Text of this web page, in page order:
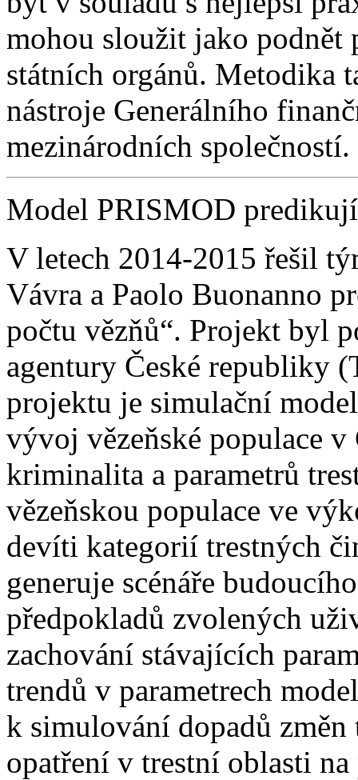
mohou sloužit jako podnět
státních orgánů. Metodika
nástroje Generálního
mezinárodních společností.
Model PRISMOD
V letech 2014-2015 řešil
Vávra a Paolo Buonanno
počtu vězňů“. Projekt byl
agentury České republiky
projektu je simulační
vývoj vězeňské populace
kriminalita a parametrů
vězeňskou populace ve
devíti kategorií trestných
generuje scénáře
předpokladů zvolených
zachování stávajících
trendů v parametrech
k simulování dopadů
opatření v trestní oblasti na